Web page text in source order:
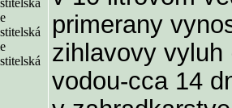
primerany
zihlavovy vyluh
vodou-cca 14